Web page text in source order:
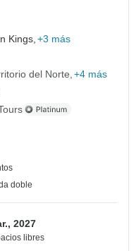
Kings, +3 más
del Norte +4 más
doble
2027
libres